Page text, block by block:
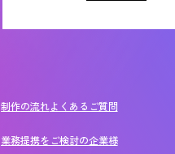
制作の流れよくあるご質問
業務提携をご検討の企業様